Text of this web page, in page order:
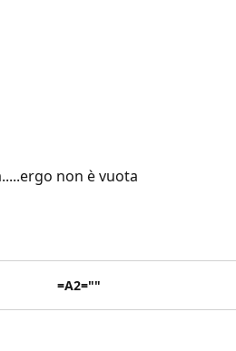
non è vuota
=A2=""